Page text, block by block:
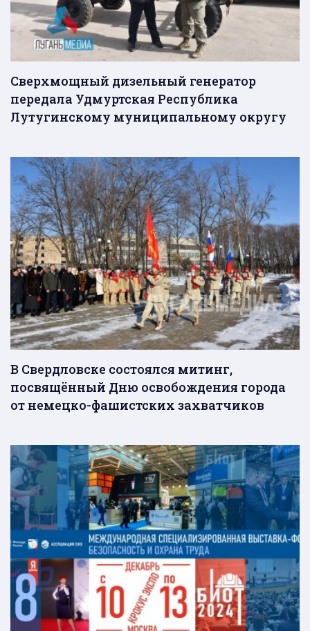
Сверхмощный дизельный генератор
передала Удмуртская Республика
Лутугинскому муниципальному округу
В Свердловске состоялся митинг,
посвящённый Дню освобождения города
от немецко-фашистских захватчиков